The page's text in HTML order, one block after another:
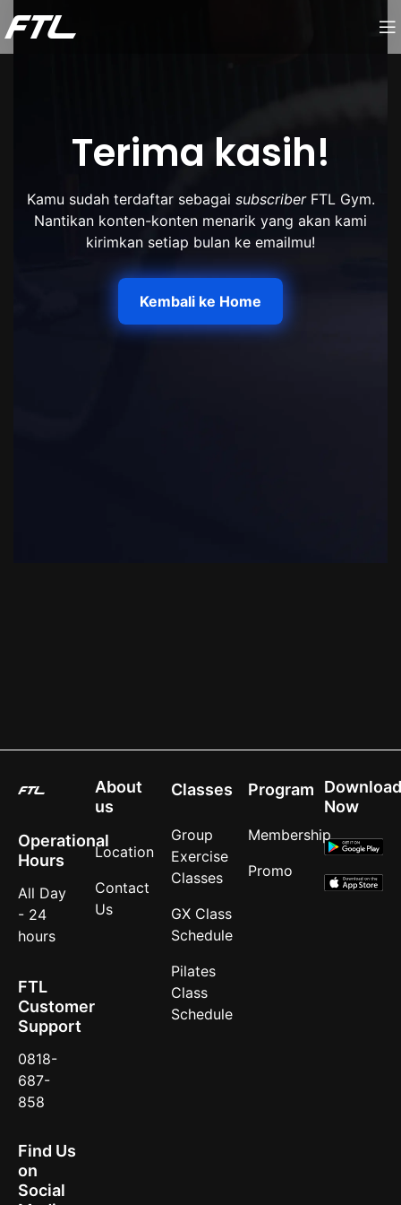
Terima kasih!
Kamu sudah terdaftar sebagai subscriberFTL Gym.
Nantikan konten-konten menarik yang akan kami
kirimkan setiap bulan ke emailmu!
Kembali ke Home
Operational
Hours
All Day
- 24
hours
FTL
Customer
Support
0818-
687-
858
Find Us
on
Social
About
us
Location
Contact
Us
Classes
Group
Exercise
Classes
GX Class
Schedule
Pilates
Class
Schedule
Program
Membership
Promo
Now